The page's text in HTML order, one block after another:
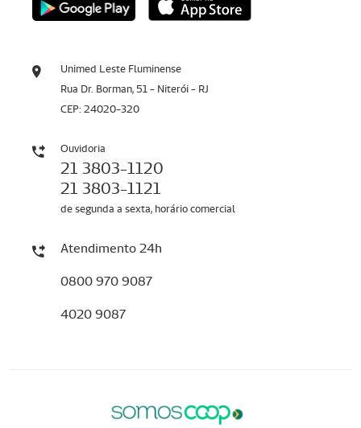
Unimed Leste Fluminense
Rua Dr. Borman, 51 - Niterói - RJ
CEP: 24020-320
Ouvidoria
21 3803-1120
21 3803-1121
de segunda a sexta, horário comercial
Atendimento 24h
0800 970 9087
4020 9087